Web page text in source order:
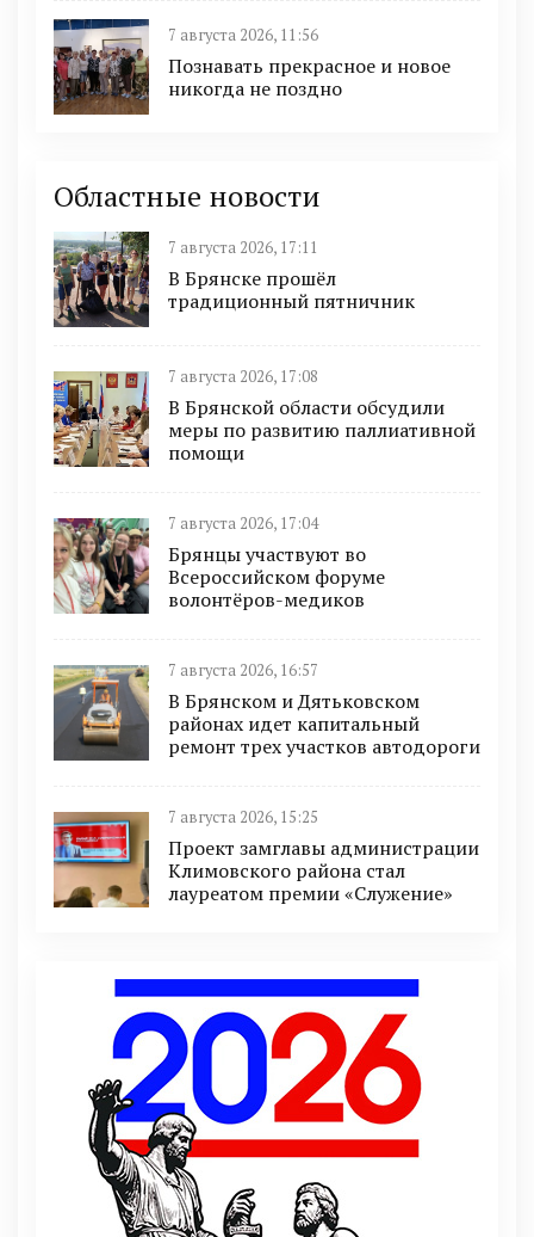
7 августа 2026, 11:56
Познавать прекрасное и новое
никогда не поздно
Областные новости
7 августа 2026, 17:11
В Брянске прошёл
традиционный пятничник
7 августа 2026, 17:08
В Брянской области обсудили
меры по развитию паллиативной
помощи
7 августа 2026, 17:04
Брянцы участвуют во
Всероссийском форуме
волонтёров-медиков
7 августа 2026, 16:57
В Брянском и Дятьковском
районах идет капитальный
ремонт трех участков автодороги
7 августа 2026, 15:25
Проект замглавы администрации
Климовского района стал
лауреатом премии «Служение»